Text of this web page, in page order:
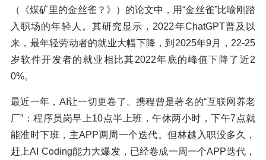
（《煤矿里的金丝雀？》）的论文中，用“金丝雀”比喻刚踏
入职场的年轻人。其研究显示，2022年ChatGPT普及以
来，最年轻劳动者的就业大幅下降，到2025年9月，22-25
岁软件开发者的就业相比其2022年底的峰值下降了近2
0%。
最近一年，AI让一切更卷了。携程曾是著名的“互联网养老
厂”：程序员岗早上10点半上班，午休两小时，下午7点就
能准时下班，主APP两周一个迭代。但林越入职没多久，
赶上AI Coding能力大爆发，已经卷成一周一个APP迭代，